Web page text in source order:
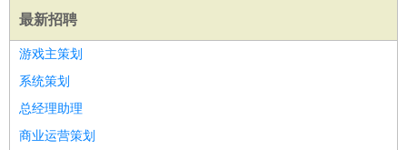
最新招聘
游戏主策划
系统策划
总经理助理
商业运营策划